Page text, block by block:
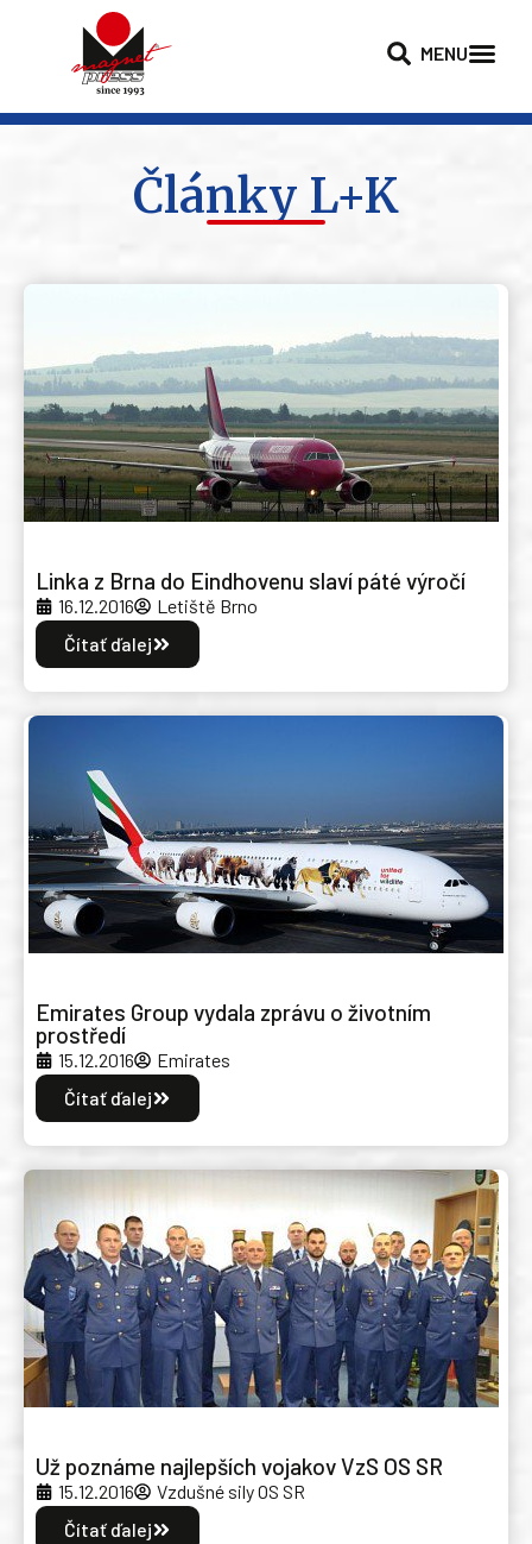
MENU
Články L+K
Linka z Brna do Eindhovenu slaví páté výročí
16.12.2016
Letiště Brno
Čítať ďalej
Emirates Group vydala zprávu o životním
prostředí
15.12.2016
Emirates
Čítať ďalej
Už poznáme najlepších vojakov VzS OS SR
15.12.2016
Vzdušné sily OS SR
Čítať ďalej